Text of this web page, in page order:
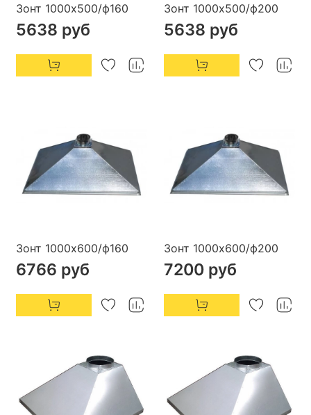
Зонт 1000х500/ф160
5638 руб
Зонт 1000х500/ф200
5638 руб
Зонт 1000х600/ф160
6766 руб
Зонт 1000х600/ф200
7200 руб